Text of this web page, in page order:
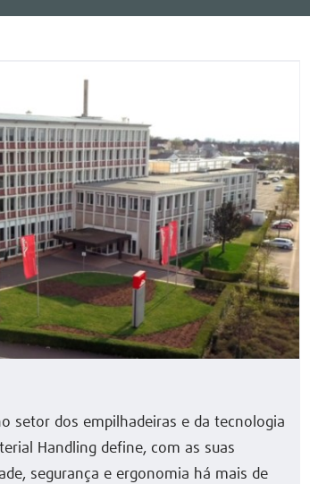
setor dos empilhadeiras e da tecnologia
Handling define, com as suas
segurança e ergonomia há mais de